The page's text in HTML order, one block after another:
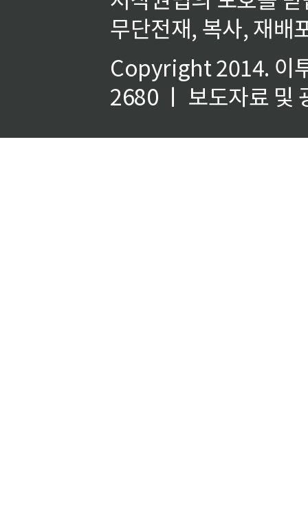
무단전재, 복사, 재배
Copyright 2014. 이
2680 ㅣ 보도자료